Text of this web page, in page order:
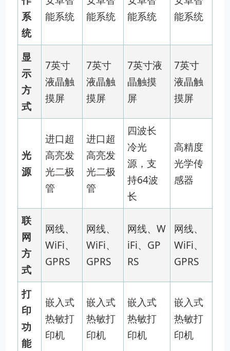
系
统
能系统
能系统
能系统
能系统
显
示
方
式
7英寸
液晶触
摸屏
7英寸
液晶触
摸屏
7英寸液
晶触摸
屏
7英寸
液晶触
摸屏
光
源
进口超
高亮发
光二极
管
进口超
高亮发
光二极
管
四波长
冷光
源，支
持64波
长
高精度
光学传
感器
联
网
方
式
网线、
WiFi、
GPRS
网线、
WiFi、
GPRS
网线、W
iFi、GP
RS
网线、
WiFi、
GPRS
打
印
功
能
嵌入式
热敏打
印机
嵌入式
热敏打
印机
嵌入式
热敏打
印机
嵌入式
热敏打
印机